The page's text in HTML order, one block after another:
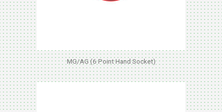
MG/AG (6 Point Hand Socket)